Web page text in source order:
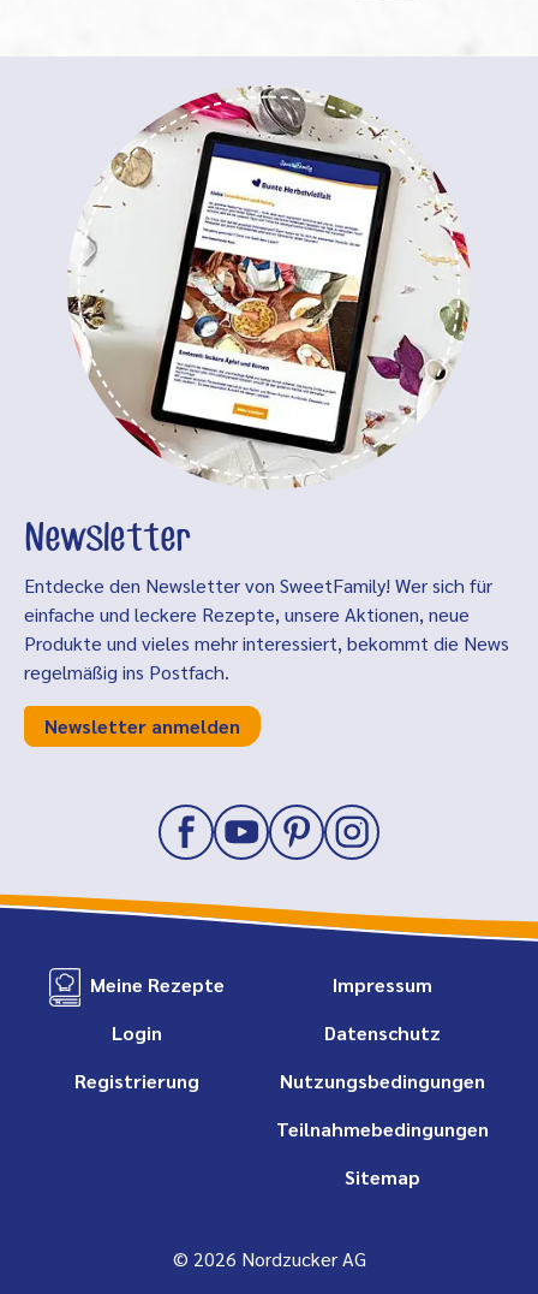
Newsletter
Entdecke den Newsletter von SweetFamily! Wer sich für
einfache und leckere Rezepte, unsere Aktionen, neue
Produkte und vieles mehr interessiert, bekommt die News
regelmäßig ins Postfach.
Newsletter anmelden
Meine Rezepte
Login
Registrierung
Impressum
Datenschutz
Nutzungsbedingungen
Teilnahmebedingungen
Sitemap
© 2026 Nordzucker AG